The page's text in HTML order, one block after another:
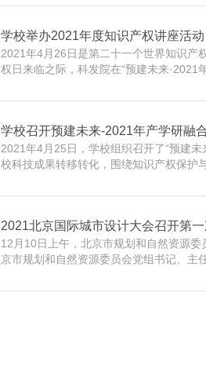
学校举办2021年度知识产权讲座活动
2021年4月26日是第二十一个世界知识产
权日来临之际，科发院在“预建未来
学校召开预建未来-2021年产学研融
2021年4月25日，学校组织召开了“预建
校科技成果转移转化，围绕知识产权保护
2021北京国际城市设计大会召开第
12月10日上午，北京市规划和自然资源
京市规划和自然资源委员会党组书记、主